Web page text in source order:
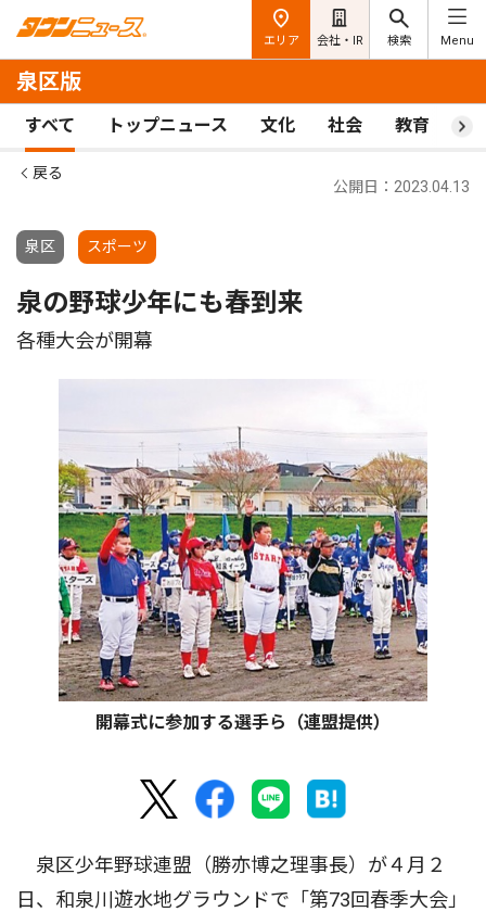
エリア 会社・IR 検索 Menu
泉区版
すべて トップニュース 文化 社会 教育 ス
戻る
泉区 スポーツ
公開日：2023.04.13
泉の野球少年にも春到来
各種大会が開幕
開幕式に参加する選手ら（連盟提供）
泉区少年野球連盟（勝亦博之理事長）が４月２
日、和泉川遊水地グラウンドで「第73回春季大会」